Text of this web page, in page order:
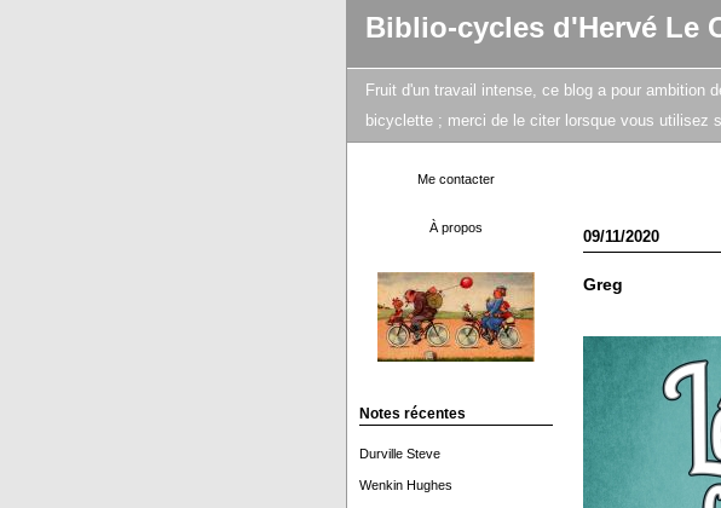
Biblio-cycles d'Hervé Le
Fruit d'un travail intense, ce blog a pour ambition
bicyclette ; merci de le citer lorsque vous utilisez
Me contacter
À propos
Notes récentes
Durville Steve
Wenkin Hughes
09/11/2020
Greg